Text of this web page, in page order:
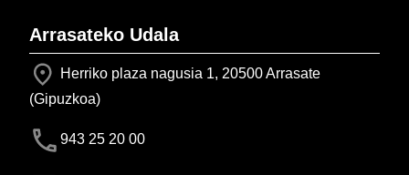
Arrasateko Udala
Herriko plaza nagusia 1, 20500 Arrasate
(Gipuzkoa)
943 25 20 00